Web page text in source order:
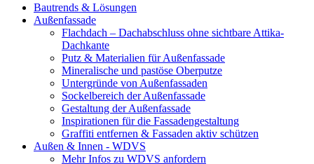
Bautrends & Lösungen
Außenfassade
Flachdach – Dachabschluss ohne sichtbare Attika-
Dachkante
Putz & Materialien für Außenfassade
Mineralische und pastöse Oberputze
Untergründe von Außenfassaden
Sockelbereich der Außenfassade
Gestaltung der Außenfassade
Inspirationen für die Fassadengestaltung
Graffiti entfernen & Fassaden aktiv schützen
Außen & Innen - WDVS
Mehr Infos zu WDVS anfordern